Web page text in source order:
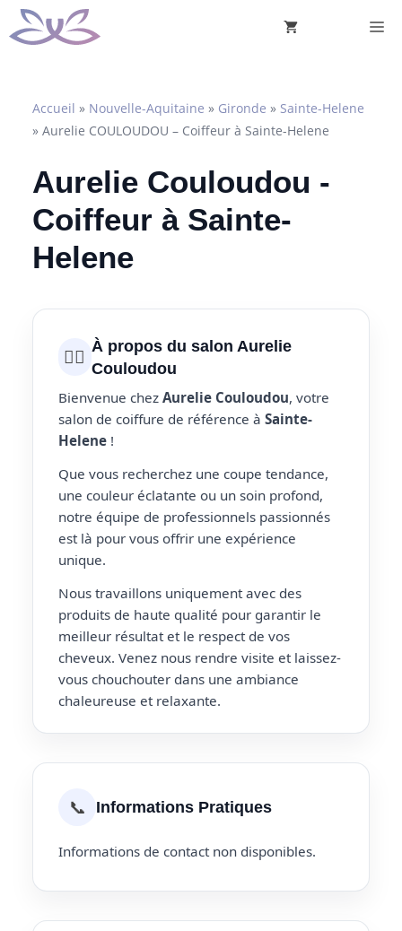
Aller
au
Accueil » Nouvelle-Aquitaine » Gironde » Sainte-Helene
» Aurelie COULOUDOU – Coiffeur à Sainte-Helene
Aurelie Couloudou -
Coiffeur à Sainte-
Helene
💇‍♀️ À propos du salon Aurelie
Couloudou
Bienvenue chez Aurelie Couloudou, votre
salon de coiffure de référence à Sainte-
Helene !
Que vous recherchez une coupe tendance,
une couleur éclatante ou un soin profond,
notre équipe de professionnels passionnés
est là pour vous offrir une expérience
unique.
Nous travaillons uniquement avec des
produits de haute qualité pour garantir le
meilleur résultat et le respect de vos
cheveux. Venez nous rendre visite et laissez-
vous chouchouter dans une ambiance
chaleureuse et relaxante.
📞 Informations Pratiques
Informations de contact non disponibles.